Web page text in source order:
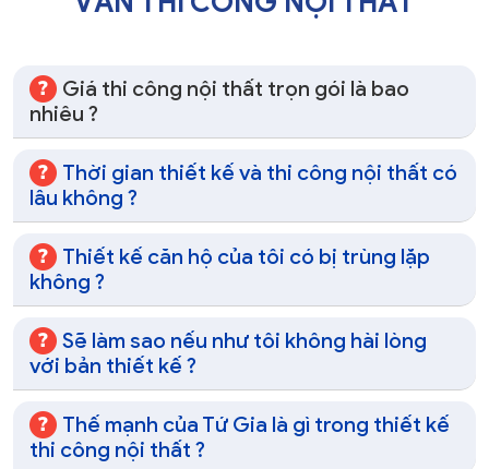
Giá thi công nội thất trọn gói là bao
nhiêu ?
Thời gian thiết kế và thi công nội thất có
lâu không ?
Thiết kế căn hộ của tôi có bị trùng lặp
không ?
Sẽ làm sao nếu như tôi không hài lòng
với bản thiết kế ?
Thế mạnh của Tứ Gia là gì trong thiết kế
thi công nội thất ?